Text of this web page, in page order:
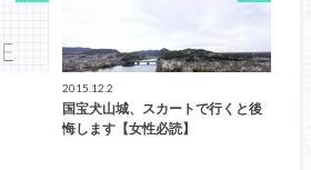
2015.12.2
国宝犬山城、スカートで行くと後
悔します【女性必読】